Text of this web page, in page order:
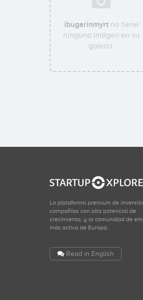
ibugarinmyrt no tiene
ninguna imágen en su
galería.
La plataforma premium de
compañías con alto potencial de
crecimiento, y la comunidad de
más activa de Europa.
Read in English